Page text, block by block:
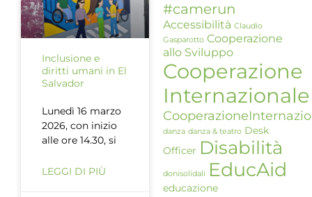
Inclusione e
diritti umani in El
Salvador
Lunedì 16 marzo
2026, con inizio
alle ore 14.30, si
LEGGI DI PIÙ
#camerun
Accessibilità Claudio
Gasparotto Cooperazione
allo Sviluppo
Cooperazione
Internazionale
danza danza & teatro Desk
Officer Disabilità
donisolidali EducAid
educazione